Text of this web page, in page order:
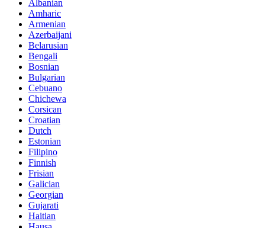
Albanian
Amharic
Armenian
Azerbaijani
Belarusian
Bengali
Bosnian
Bulgarian
Cebuano
Chichewa
Corsican
Croatian
Dutch
Estonian
Filipino
Finnish
Frisian
Galician
Georgian
Gujarati
Haitian